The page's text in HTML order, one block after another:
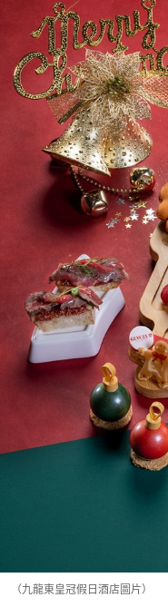
（九龍東皇冠假日酒店圖片）